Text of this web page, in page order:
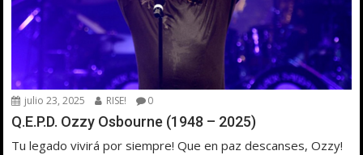
julio 23, 2025 RISE! 0
Q.E.P.D. Ozzy Osbourne (1948 – 2025)
Tu legado vivirá por siempre! Que en paz descanses, Ozzy!